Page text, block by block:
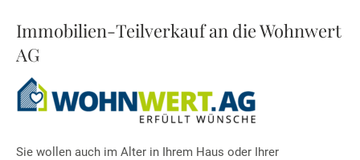
Immobilien-Teilverkauf an die Wohnwert
AG
Sie wollen auch im Alter in Ihrem Haus oder Ihrer